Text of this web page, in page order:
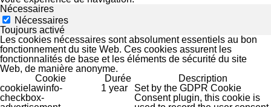
Nécessaires
Nécessaires
Toujours activé
Les cookies nécessaires sont absolument essentiels au bon
fonctionnement du site Web. Ces cookies assurent les
fonctionnalités de base et les éléments de sécurité du site
Web, de manière anonyme.
Cookie
Durée
Description
cookielawinfo-
checkbox-
1 year
Set by the GDPR Cookie
Consent plugin, this cookie is